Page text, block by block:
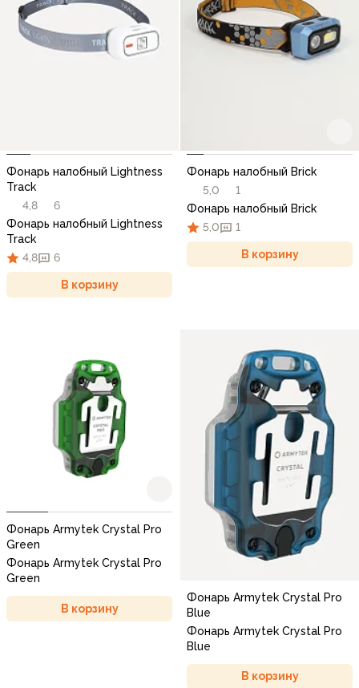
Фонарь налобный Lightness
Track
4,8
6
Фонарь налобный Lightness
Track
4,8
6
В корзину
Фонарь налобный Brick
5,0
1
Фонарь налобный Brick
5,0
1
В корзину
Фонарь Armytek Crystal Pro
Green
Фонарь Armytek Crystal Pro
Green
В корзину
Фонарь Armytek Crystal Pro
Blue
Фонарь Armytek Crystal Pro
Blue
В корзину